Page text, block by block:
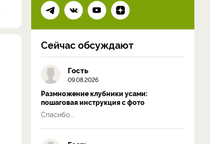
Сейчас обсуждают
Гость
09.08.2026
Размножение клубники усами:
пошаговая инструкция с фото
Спасибо...